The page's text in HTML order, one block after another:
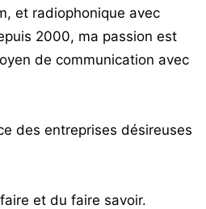
et radiophonique avec
2000, ma passion est
de communication avec
des entreprises désireuses
et du faire savoir.